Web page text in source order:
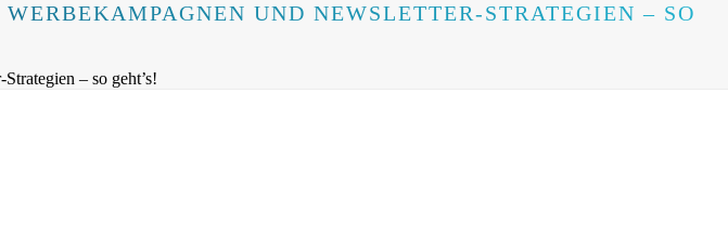
UND NEWSLETTER-STRATEGIEN – SO
– so geht’s!